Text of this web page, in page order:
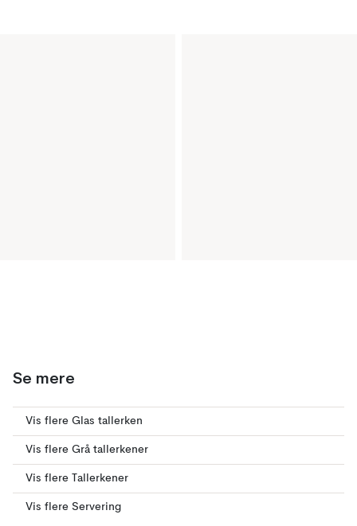
Se mere
Vis flere Glas tallerken
Vis flere Grå tallerkener
Vis flere Tallerkener
Vis flere Servering